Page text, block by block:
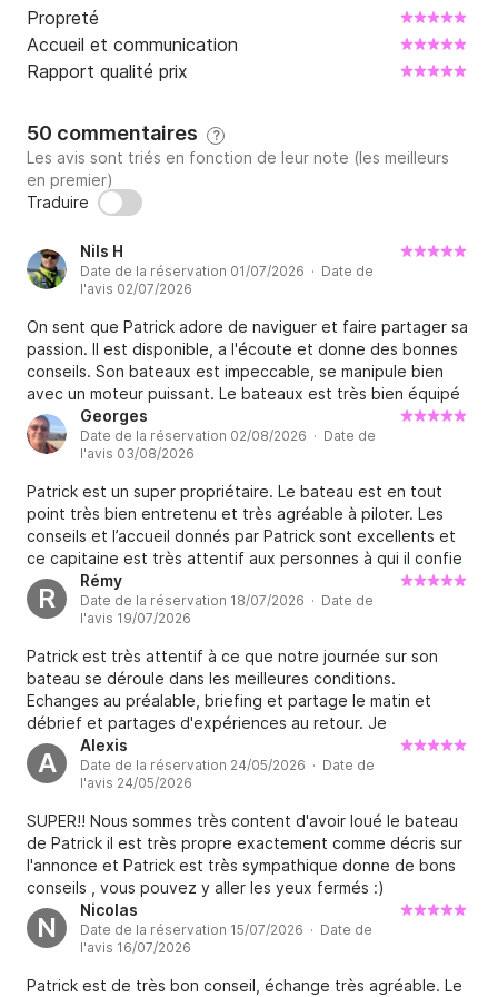
Propreté
Accueil et communication
Rapport qualité prix
50 commentaires ?
Les avis sont triés en fonction de leur note (les meilleurs
en premier)
Traduire
Nils H
Date de la réservation 01/07/2026 · Date de
l'avis 02/07/2026
On sent que Patrick adore de naviguer et faire partager sa
passion. Il est disponible, a l'écoute et donne des bonnes
conseils. Son bateaux est impeccable, se manipule bien
avec un moteur puissant. Le bateaux est très bien équipé
(l'ancre électrique, douche eau douce, veste sécurité,
etc). Je peut recommander complètement de faire un
location avec lui
Georges
Date de la réservation 02/08/2026 · Date de
l'avis 03/08/2026
Patrick est un super propriétaire. Le bateau est en tout
point très bien entretenu et très agréable à piloter. Les
conseils et l’accueil donnés par Patrick sont excellents et
ce capitaine est très attentif aux personnes à qui il confie
son bateau. Je n’ai que mot à dire c’est quelqu’un de très
sérieux et de très agréable.
R
Rémy
Date de la réservation 18/07/2026 · Date de
l'avis 19/07/2026
Patrick est très attentif à ce que notre journée sur son
bateau se déroule dans les meilleures conditions.
Echanges au préalable, briefing et partage le matin et
débrief et partages d'expériences au retour. Je
recommande fortement pour une journée en famille et/ou
entre amis. Merci Patrick, au plaisir.
A
Alexis
Date de la réservation 24/05/2026 · Date de
l'avis 24/05/2026
SUPER!! Nous sommes très content d'avoir loué le bateau
de Patrick il est très propre exactement comme décris sur
l'annonce et Patrick est très sympathique donne de bons
conseils , vous pouvez y aller les yeux fermés :)
N
Nicolas
Date de la réservation 15/07/2026 · Date de
l'avis 16/07/2026
Patrick est de très bon conseil, échange très agréable. Le